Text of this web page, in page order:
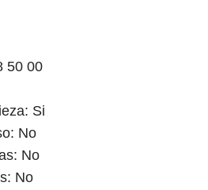
50 00
Si
No
No
No